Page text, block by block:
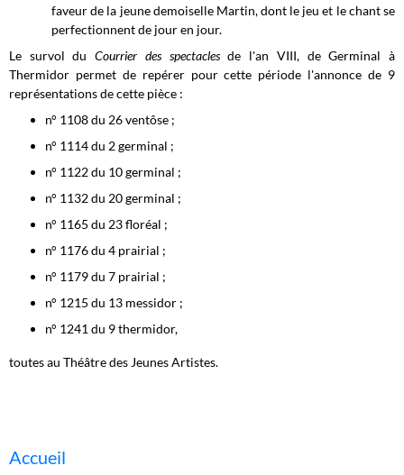
faveur de la jeune demoiselle Martin, dont le jeu et le chant se
perfectionnent de jour en jour.
Le survol duCourrier des spectaclesde l'an VIII, de Germinal à
Thermidor permet de repérer pour cette période l'annonce de 9
représentations de cette pièce :
n° 1108 du 26 ventôse ;
n° 1114 du 2 germinal ;
n° 1122 du 10 germinal ;
n° 1132 du 20 germinal ;
n° 1165 du 23 floréal ;
n° 1176 du 4 prairial ;
n° 1179 du 7 prairial ;
n° 1215 du 13 messidor ;
n° 1241 du 9 thermidor,
toutes au Théâtre des Jeunes Artistes.
Accueil